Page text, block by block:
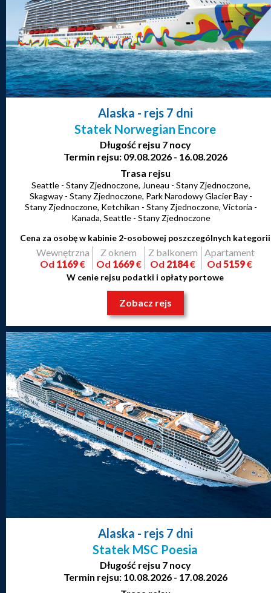
Alaska - rejs 7 dni
Statek Norwegian Encore
Długość rejsu 7 nocy
Termin rejsu: 09.08.2026 - 16.08.2026
Trasa rejsu
Seattle - Stany Zjednoczone, Juneau - Stany Zjednoczone,
Skagway - Stany Zjednoczone, Park Narodowy Glacier Bay -
Stany Zjednoczone, Ketchikan - Stany Zjednoczone, Victoria -
Kanada, Seattle - Stany Zjednoczone
Cena za osobę w kabinie 2-osobowej poszczególnych kategorii
Wewnętrzna
Od 1169€
Z oknem
Od 1669€
Z balkonem
Od 2184€
Apartament
Od 5159€
W cenie rejsu podatki i opłaty portowe
Zobacz rejs
Alaska - rejs 7 dni
Statek MSC Poesia
Długość rejsu 7 nocy
Termin rejsu: 10.08.2026 - 17.08.2026